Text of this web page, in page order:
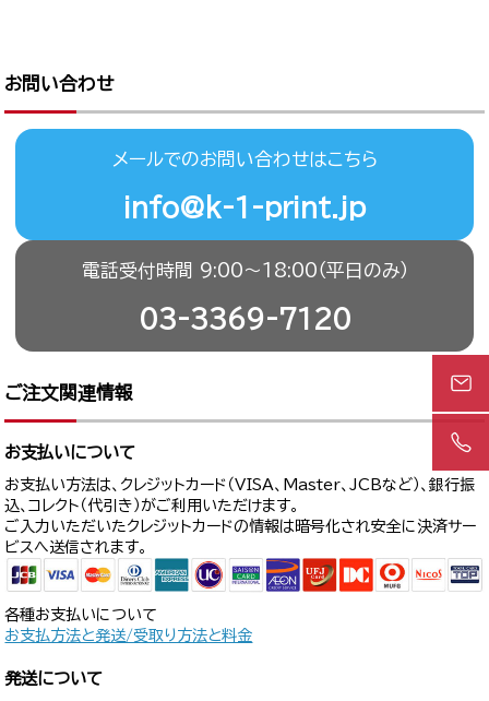
お問い合わせ
メールでのお問い合わせはこちら
info@k-1-print.jp
電話受付時間 9:00〜18:00（平日のみ）
03-3369-7120
ご注文関連情報
お支払いについて
お支払い方法は、クレジットカード（VISA、Master、JCBなど）、銀行振
込、コレクト（代引き）がご利用いただけます。
ご入力いただいたクレジットカードの情報は暗号化され安全に決済サー
ビスへ送信されます。
各種お支払いについて
お支払方法と発送/受取り方法と料金
発送について